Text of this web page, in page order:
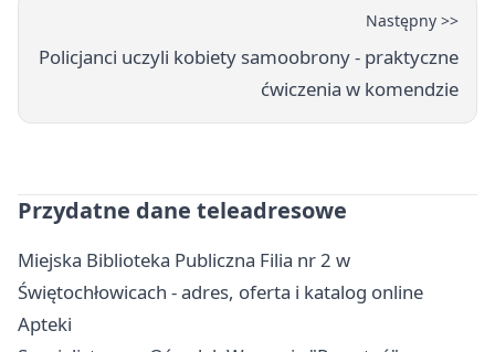
Następny >>
Policjanci uczyli kobiety samoobrony - praktyczne
ćwiczenia w komendzie
Przydatne dane teleadresowe
Miejska Biblioteka Publiczna Filia nr 2 w
Świętochłowicach - adres, oferta i katalog online
Apteki